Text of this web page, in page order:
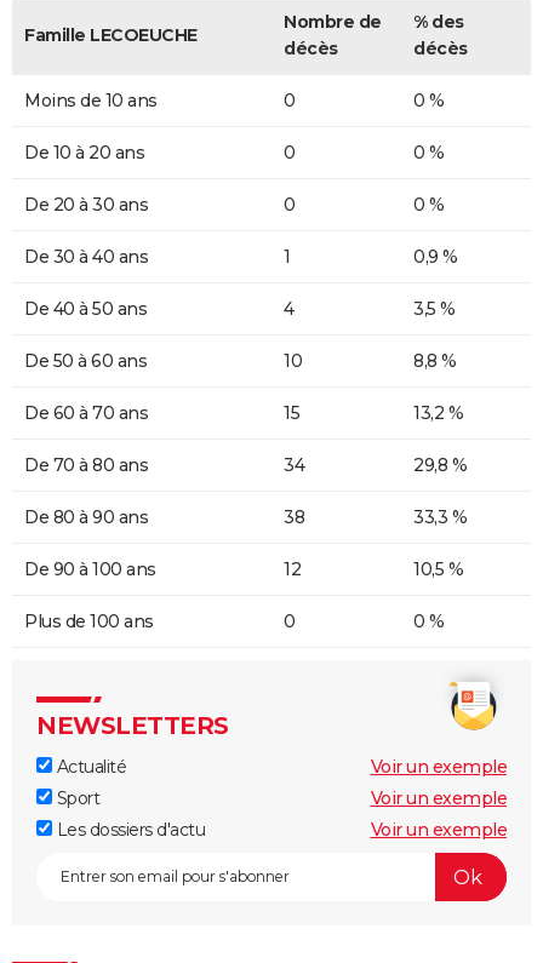
Famille LECOEUCHE
Nombre de
décès
% des
décès
Moins de 10 ans 0 0 %
De 10 à 20 ans 0 0 %
De 20 à 30 ans 0 0 %
De 30 à 40 ans 1 0,9 %
De 40 à 50 ans 4 3,5 %
De 50 à 60 ans 10 8,8 %
De 60 à 70 ans 15 13,2 %
De 70 à 80 ans 34 29,8 %
De 80 à 90 ans 38 33,3 %
De 90 à 100 ans 12 10,5 %
Plus de 100 ans 0 0 %
NEWSLETTERS
Actualité
Voir un exemple
Sport
Voir un exemple
Les dossiers d'actu
Voir un exemple